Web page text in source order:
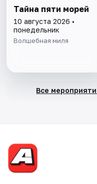
Тайна пяти морей
10 августа 2026 •
понедельник
Волшебная миля
Все